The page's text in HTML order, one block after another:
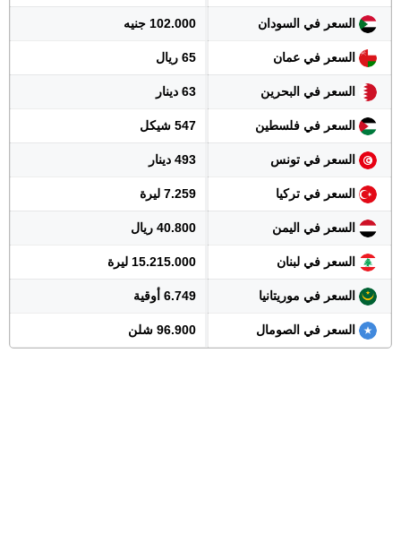
السعر في السودان 102.000 جنيه
السعر في عمان 65 ريال
السعر في البحرين 63 دينار
السعر في فلسطين 547 شيكل
السعر في تونس 493 دينار
السعر في تركيا 7.259 ليرة
السعر في اليمن 40.800 ريال
السعر في لبنان 15.215.000 ليرة
السعر في موريتانيا 6.749 أوقية
السعر في الصومال 96.900 شلن